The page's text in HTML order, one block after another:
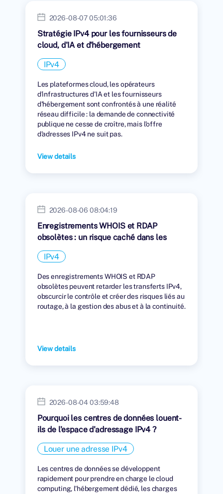
2026-08-07 05:01:36
Stratégie IPv4 pour les fournisseurs de
cloud, d'IA et d'hébergement
IPv4
Les plateformes cloud, les opérateurs
d'infrastructures d'IA et les fournisseurs
d'hébergement sont confrontés à une réalité
réseau difficile : la demande de connectivité
publique ne cesse de croître, mais l'offre
d'adresses IPv4 ne suit pas.
View details
2026-08-06 08:04:19
Enregistrements WHOIS et RDAP
obsolètes : un risque caché dans les
transferts IPv4
IPv4
Des enregistrements WHOIS et RDAP
obsolètes peuvent retarder les transferts IPv4,
obscurcir le contrôle et créer des risques liés au
routage, à la gestion des abus et à la continuité.
View details
2026-08-04 03:59:48
Pourquoi les centres de données louent-
ils de l'espace d'adressage IPv4 ?
Louer une adresse IPv4
Les centres de données se développent
rapidement pour prendre en charge le cloud
computing, l'hébergement dédié, les charges